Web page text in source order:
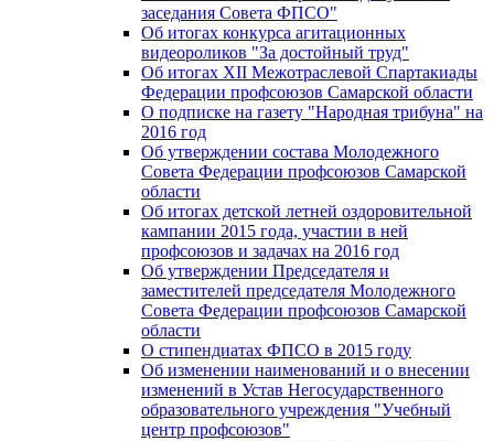
заседания Совета ФПСО"
Об итогах конкурса агитационных
видеороликов "За достойный труд"
Об итогах XII Межотраслевой Спартакиады
Федерации профсоюзов Самарской области
О подписке на газету "Народная трибуна" на
2016 год
Об утверждении состава Молодежного
Совета Федерации профсоюзов Самарской
области
Об итогах детской летней оздоровительной
кампании 2015 года, участии в ней
профсоюзов и задачах на 2016 год
Об утверждении Председателя и
заместителей председателя Молодежного
Совета Федерации профсоюзов Самарской
области
О стипендиатах ФПСО в 2015 году
Об изменении наименований и о внесении
изменений в Устав Негосударственного
образовательного учреждения "Учебный
центр профсоюзов"